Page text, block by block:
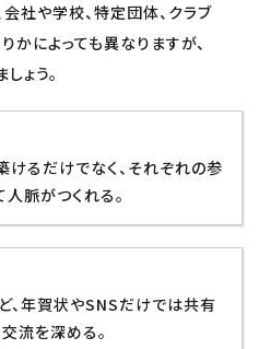
社や学校、特定団体、クラブ
かによっても異なりますが、
ょう。
るだけでなく、それぞれの参
脈がつくれる。
、年賀状やSNSだけでは共有
流を深める。